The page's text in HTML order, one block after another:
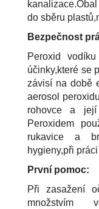
do sběru
Bezpečnost
Peroxid
účinky,které se
závisí na době
aerosol
rohovce a její
Peroxidem
rukavice a
hygieny,při
První pomoc:
Při zasažení
množstvím